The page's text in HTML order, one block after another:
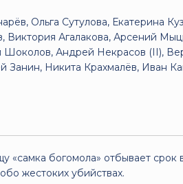
Ольга Сутулова, Екатерина
Агалакова, Арсений
Шоколов, Андрей Некрасов (II),
Занин, Никита Крахмалёв, Иван
богомола» отбывает срок
жестоких убийствах.